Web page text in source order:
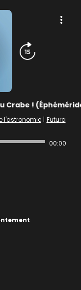
Crabe !
l'astronomie | Futura
00:00